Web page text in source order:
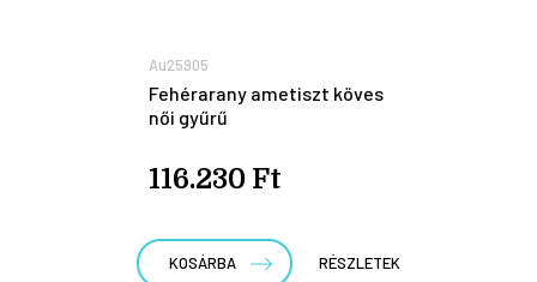
Au25905
Fehérarany ametiszt köves
női gyűrű
116.230 Ft
KOSÁRBA RÉSZLETEK